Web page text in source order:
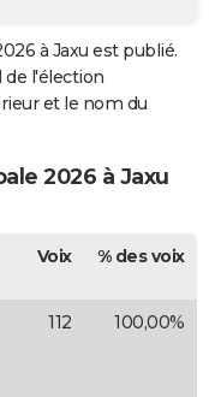
à Jaxu est publié.
de l'élection
et le nom du
2026 à Jaxu
Voix % des voix
112 100,00%